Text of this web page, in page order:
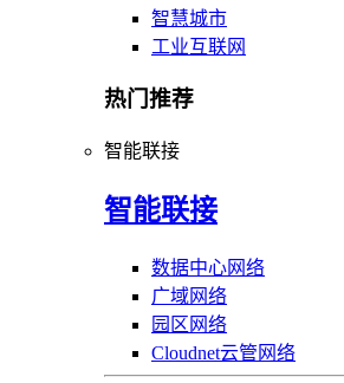
智慧城市
工业互联网
热门推荐
智能联接
智能联接
数据中心网络
广域网络
园区网络
Cloudnet云管网络